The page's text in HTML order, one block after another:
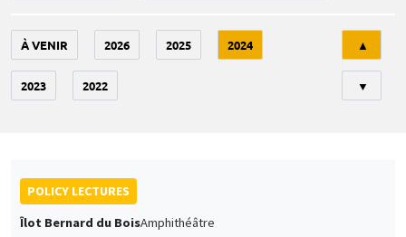
À VENIR 2026 2025 2024
2023 2022
▲
▼
POLICY LECTURES
Îlot Bernard du BoisAmphithéâtre